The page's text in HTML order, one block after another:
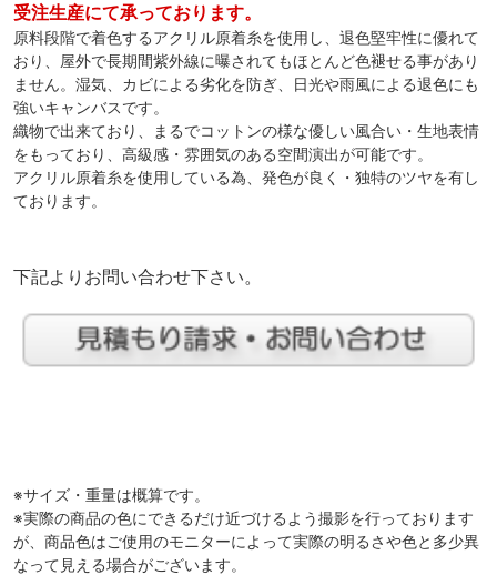
受注生産にて承っております。
原料段階で着色するアクリル原着糸を使用し、退色堅牢性に優れて
おり、屋外で長期間紫外線に曝されてもほとんど色褪せる事があり
ません。湿気、カビによる劣化を防ぎ、日光や雨風による退色にも
強いキャンバスです。
織物で出来ており、まるでコットンの様な優しい風合い・生地表情
をもっており、高級感・雰囲気のある空間演出が可能です。
アクリル原着糸を使用している為、発色が良く・独特のツヤを有し
ております。
下記よりお問い合わせ下さい。
※サイズ・重量は概算です。
※実際の商品の色にできるだけ近づけるよう撮影を行っております
が、商品色はご使用のモニターによって実際の明るさや色と多少異
なって見える場合がございます。